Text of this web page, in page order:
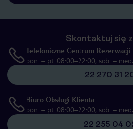
Skontaktuj się
Telefoniczne Centrum Rezerwacji
pon. – pt. 08:00–22:00, sob. –
22 270 31
Biuro Obsługi Klienta
pon. – pt. 08:00–22:00, sob. –
22 255 04